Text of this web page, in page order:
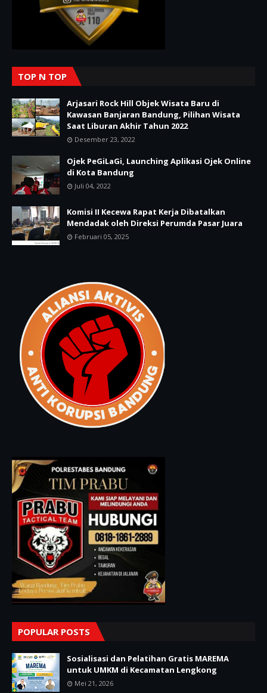
TOP N TOP
Arjasari Rock Hill Objek Wisata Baru di
Kawasan Banjaran Bandung, Pilihan Wisata
Saat Liburan Akhir Tahun 2022
Desember 23, 2022
Ojek PeGiLaGi, Launching Aplikasi Ojek Online
di Kota Bandung
Juli 04, 2022
Komisi II Kecewa Rapat Kerja Dibatalkan
Mendadak oleh Direksi Perumda Pasar Juara
Februari 05, 2025
POPULAR POSTS
Sosialisasi dan Pelatihan Gratis MAREMA
untuk UMKM di Kecamatan Lengkong
Mei 21, 2026